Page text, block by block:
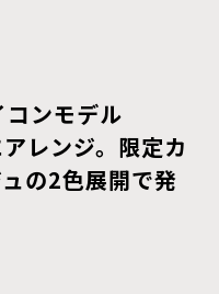
ンモデル
レンジ。限定カ
の2色展開で発